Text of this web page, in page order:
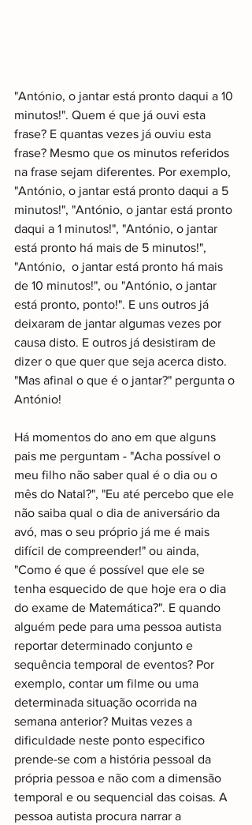
"António, o jantar está pronto daqui a 10
minutos!". Quem é que já ouvi esta
frase? E quantas vezes já ouviu esta
frase? Mesmo que os minutos referidos
na frase sejam diferentes. Por exemplo,
"António, o jantar está pronto daqui a 5
minutos!", "António, o jantar está pronto
daqui a 1 minutos!", "António, o jantar
está pronto há mais de 5 minutos!",
"António,  o jantar está pronto há mais
de 10 minutos!", ou "António, o jantar
está pronto, ponto!". E uns outros já
deixaram de jantar algumas vezes por
causa disto. E outros já desistiram de
dizer o que quer que seja acerca disto.
"Mas afinal o que é o jantar?" pergunta o
António!
Há momentos do ano em que alguns
pais me perguntam - "Acha possível o
meu filho não saber qual é o dia ou o
mês do Natal?", "Eu até percebo que ele
não saiba qual o dia de aniversário da
avó, mas o seu próprio já me é mais
difícil de compreender!" ou ainda,
"Como é que é possível que ele se
tenha esquecido de que hoje era o dia
do exame de Matemática?". E quando
alguém pede para uma pessoa autista
reportar determinado conjunto e
sequência temporal de eventos? Por
exemplo, contar um filme ou uma
determinada situação ocorrida na
semana anterior? Muitas vezes a
dificuldade neste ponto especifico
prende-se com a história pessoal da
própria pessoa e não com a dimensão
temporal e ou sequencial das coisas. A
pessoa autista procura narrar a